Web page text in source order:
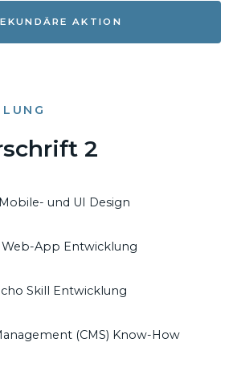
AKTION
2
und UI Design
App Entwicklung
Skill Entwicklung
(CMS) Know-How